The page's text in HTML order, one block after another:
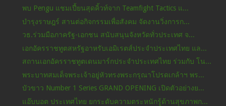
พบ Pengu แชมเปี้ยนสุดคิ้วท์จาก Teamfight Tactics แ...
บำรุงราษฎร์ สานต่อกิจกรรมเพื่อสังคม จัดงานวิ่งการก...
วธ.ร่วมมือภาครัฐ-เอกชน สนับสนุนจังหวัดทั่วประเทศ จ...
เอกอัครราชทูตสหรัฐอาหรับเอมิเรตส์ประจำประเทศไทย แล...
สถานเอกอัครราชทูตเดนมาร์กประจำประเทศไทย ร่วมกับ โน...
พระบาทสมเด็จพระเจ้าอยู่หัวทรงพระกรุณาโปรดเกล้าฯ พร...
บัวขาว Number 1 Series GRAND OPENING เปิดตัวอย่างย...
แอ๊บบอต ประเทศไทย ยกระดับความตระหนักรู้ด้านสุขภาพก...